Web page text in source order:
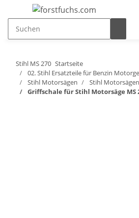
Stihl MS 270 Startseite
02. Stihl Ersatzteile für Benzin
Stihl Motorsägen
Stihl Motorsägen
Griffschale für Stihl Motorsäge MS